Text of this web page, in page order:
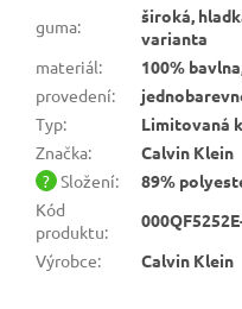
guma:
široká,
varianta
materiál:
100%
provedení:
Typ:
Limitovaná
Značka:
Calvin Klein
? Složení:
89%
Kód
produktu:
Výrobce: Calvin Klein